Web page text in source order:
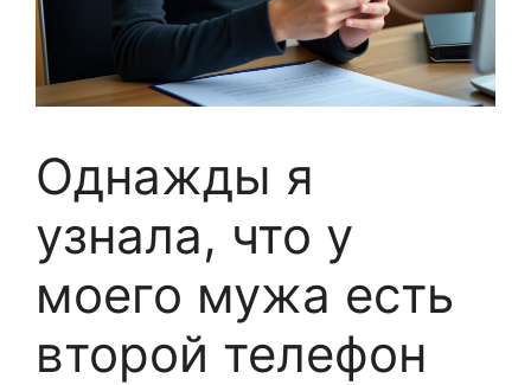
Однажды я
узнала, что у
моего мужа есть
второй телефон